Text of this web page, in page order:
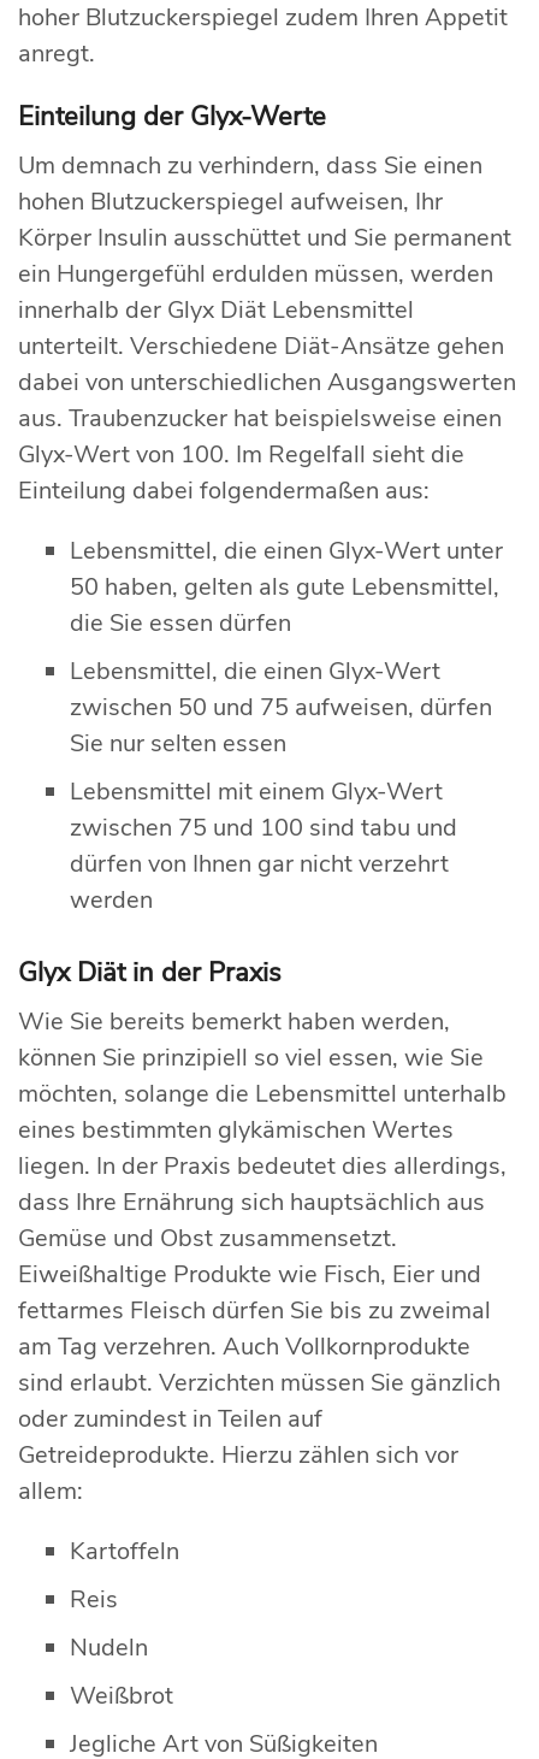
hoher Blutzuckerspiegel zudem Ihren Appetit
anregt.
Einteilung der Glyx-Werte
Um demnach zu verhindern, dass Sie einen
hohen Blutzuckerspiegel aufweisen, Ihr
Körper Insulin ausschüttet und Sie permanent
ein Hungergefühl erdulden müssen, werden
innerhalb der Glyx Diät Lebensmittel
unterteilt. Verschiedene Diät-Ansätze gehen
dabei von unterschiedlichen Ausgangswerten
aus. Traubenzucker hat beispielsweise einen
Glyx-Wert von 100. Im Regelfall sieht die
Einteilung dabei folgendermaßen aus:
Lebensmittel, die einen Glyx-Wert unter
50 haben, gelten als gute Lebensmittel,
die Sie essen dürfen
Lebensmittel, die einen Glyx-Wert
zwischen 50 und 75 aufweisen, dürfen
Sie nur selten essen
Lebensmittel mit einem Glyx-Wert
zwischen 75 und 100 sind tabu und
dürfen von Ihnen gar nicht verzehrt
werden
Glyx Diät in der Praxis
Wie Sie bereits bemerkt haben werden,
können Sie prinzipiell so viel essen, wie Sie
möchten, solange die Lebensmittel unterhalb
eines bestimmten glykämischen Wertes
liegen. In der Praxis bedeutet dies allerdings,
dass Ihre Ernährung sich hauptsächlich aus
Gemüse und Obst zusammensetzt.
Eiweißhaltige Produkte wie Fisch, Eier und
fettarmes Fleisch dürfen Sie bis zu zweimal
am Tag verzehren. Auch Vollkornprodukte
sind erlaubt. Verzichten müssen Sie gänzlich
oder zumindest in Teilen auf
Getreideprodukte. Hierzu zählen sich vor
allem:
Kartoffeln
Reis
Nudeln
Weißbrot
Jegliche Art von Süßigkeiten